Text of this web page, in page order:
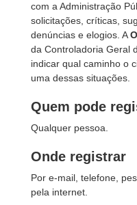
com a Administração
solicitações, críticas,
denúncias e elogios. A
da Controladoria Geral
indicar qual caminho o
uma dessas situações.
Quem pode
Qualquer pessoa.
Onde registrar
Por e-mail, telefone,
pela internet.